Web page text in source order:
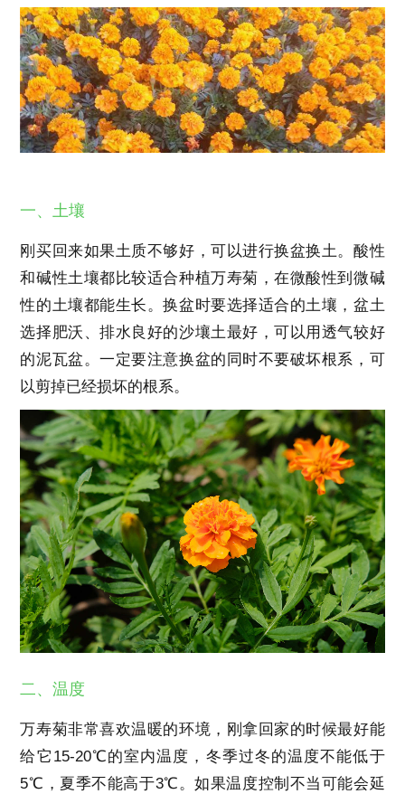
一、土壤
刚买回来如果土质不够好，可以进行换盆换土。酸性
和碱性土壤都比较适合种植万寿菊，在微酸性到微碱
性的土壤都能生长。换盆时要选择适合的土壤，盆土
选择肥沃、排水良好的沙壤土最好，可以用透气较好
的泥瓦盆。一定要注意换盆的同时不要破坏根系，可
以剪掉已经损坏的根系。
二、温度
万寿菊非常喜欢温暖的环境，刚拿回家的时候最好能
给它15-20℃的室内温度，冬季过冬的温度不能低于
5℃，夏季不能高于3℃。如果温度控制不当可能会延